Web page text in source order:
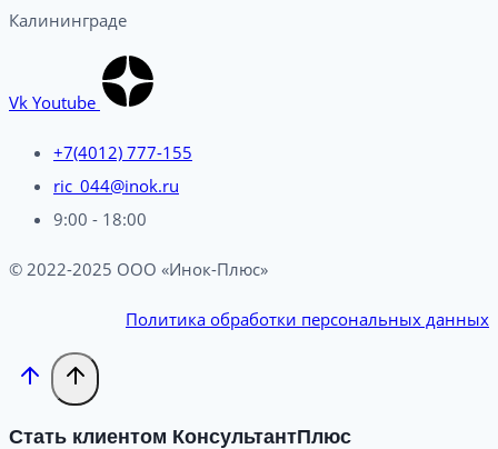
Калининграде
Vk Youtube
+7(4012) 777-155
ric_044@inok.ru
9:00 - 18:00
© 2022-2025 ООО «Инок-Плюс»
Политика обработки персональных данных
Стать клиентом КонсультантПлюс